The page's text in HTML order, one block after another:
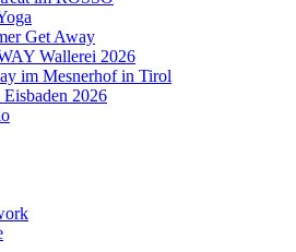
Get Away
Wallerei 2026
im Mesnerhof in Tirol
2026